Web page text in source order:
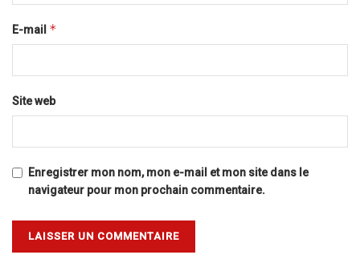
E-mail *
Site web
Enregistrer mon nom, mon e-mail et mon site dans le
navigateur pour mon prochain commentaire.